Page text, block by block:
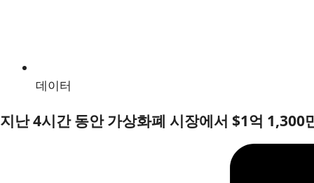
데이터
지난 4시간 동안 가상화폐 시장에서 $1억 1,300